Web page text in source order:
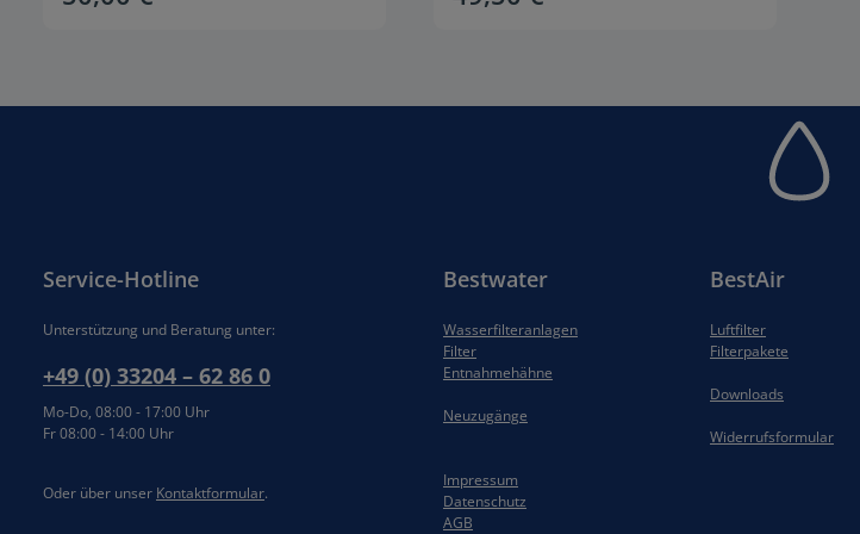
Service-Hotline
Unterstützung und Beratung unter:
+49 (0) 33204 – 62 86 0
Mo-Do, 08:00 - 17:00 Uhr
Fr 08:00 - 14:00 Uhr
Oder über unser Kontaktformular.
Bestwater
Wasserfilteranlagen
Filter
Entnahmehähne
Neuzugänge
Impressum
Datenschutz
AGB
BestAir
Luftfilter
Filterpakete
Downloads
Widerrufsformular